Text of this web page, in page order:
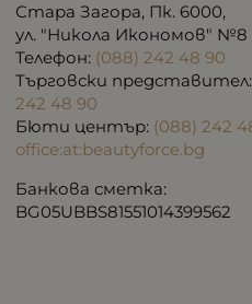
Стара Загора, Пк. 6000,
ул. "Никола Икономов" №8
Телефон: (088) 242 48 90
Търговски представител:
242 48 90
Бюти център: (088) 242
office:at:beautyforce.bg
Банкова сметка:
BG05UBBS81551014399562